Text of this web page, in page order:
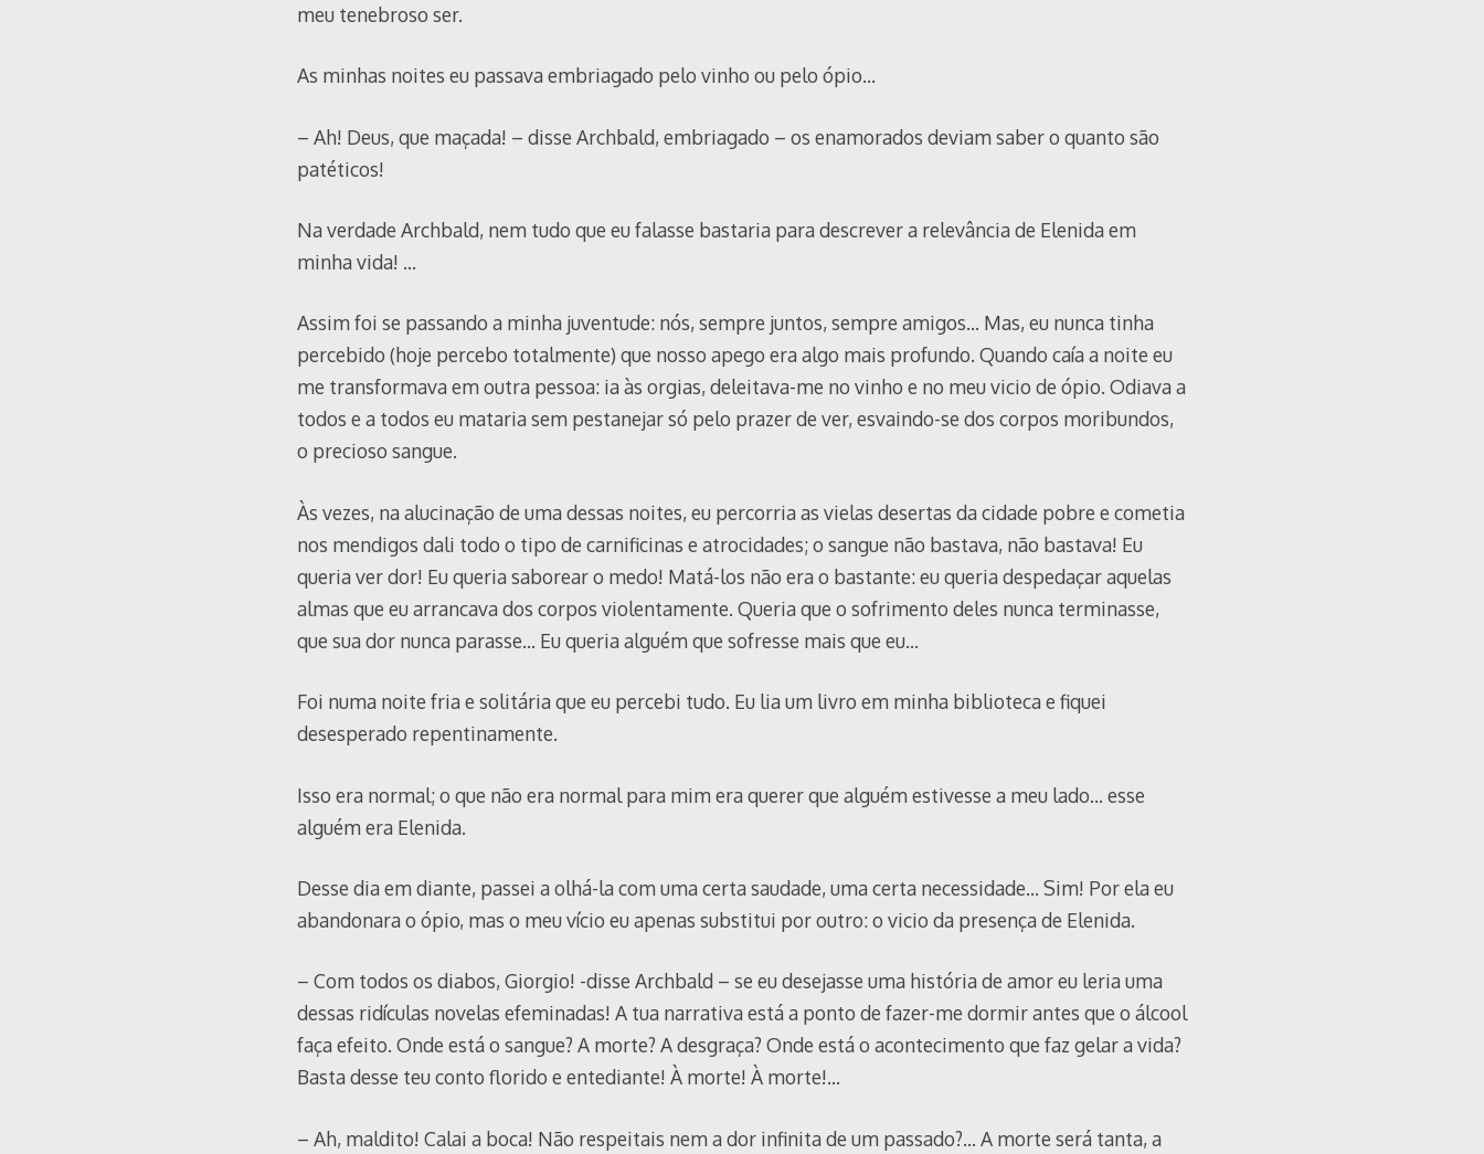
meu tenebroso ser.
As minhas noites eu passava embriagado pelo vinho ou pelo ópio…
– Ah! Deus, que maçada! – disse Archbald, embriagado – os enamorados deviam saber o quanto são
patéticos!
Na verdade Archbald, nem tudo que eu falasse bastaria para descrever a relevância de Elenida em
minha vida! …
Assim foi se passando a minha juventude: nós, sempre juntos, sempre amigos… Mas, eu nunca tinha
percebido (hoje percebo totalmente) que nosso apego era algo mais profundo. Quando caía a noite eu
me transformava em outra pessoa: ia às orgias, deleitava-me no vinho e no meu vicio de ópio. Odiava a
todos e a todos eu mataria sem pestanejar só pelo prazer de ver, esvaindo-se dos corpos moribundos,
o precioso sangue.
Às vezes, na alucinação de uma dessas noites, eu percorria as vielas desertas da cidade pobre e cometia
nos mendigos dali todo o tipo de carnificinas e atrocidades; o sangue não bastava, não bastava! Eu
queria ver dor! Eu queria saborear o medo! Matá-los não era o bastante: eu queria despedaçar aquelas
almas que eu arrancava dos corpos violentamente. Queria que o sofrimento deles nunca terminasse,
que sua dor nunca parasse… Eu queria alguém que sofresse mais que eu…
Foi numa noite fria e solitária que eu percebi tudo. Eu lia um livro em minha biblioteca e fiquei
desesperado repentinamente.
Isso era normal; o que não era normal para mim era querer que alguém estivesse a meu lado… esse
alguém era Elenida.
Desse dia em diante, passei a olhá-la com uma certa saudade, uma certa necessidade… Sim! Por ela eu
abandonara o ópio, mas o meu vício eu apenas substitui por outro: o vicio da presença de Elenida.
– Com todos os diabos, Giorgio! -disse Archbald – se eu desejasse uma história de amor eu leria uma
dessas ridículas novelas efeminadas! A tua narrativa está a ponto de fazer-me dormir antes que o álcool
faça efeito. Onde está o sangue? A morte? A desgraça? Onde está o acontecimento que faz gelar a vida?
Basta desse teu conto florido e entediante! À morte! À morte!…
– Ah, maldito! Calai a boca! Não respeitais nem a dor infinita de um passado?… A morte será tanta, a